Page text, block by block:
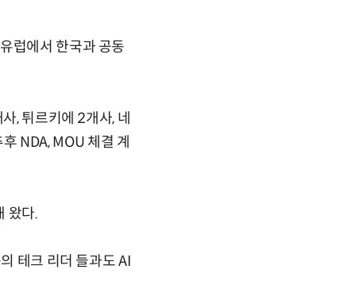
럽에서 한국과 공동
, 튀르키에 2개사, 네
NDA, MOU 체결 계
왔다.
테크 리더 들과도 AI